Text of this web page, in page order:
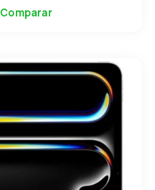
Comparar